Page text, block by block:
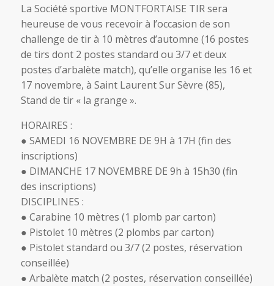
La Société sportive MONTFORTAISE TIR sera
heureuse de vous recevoir à l’occasion de son
challenge de tir à 10 mètres d’automne (16 postes
de tirs dont 2 postes standard ou 3/7 et deux
postes d’arbalète match), qu’elle organise les 16 et
17 novembre, à Saint Laurent Sur Sèvre (85),
Stand de tir « la grange ».
HORAIRES :
● SAMEDI 16 NOVEMBRE DE 9H à 17H (fin des
inscriptions)
● DIMANCHE 17 NOVEMBRE DE 9h à 15h30 (fin
des inscriptions)
DISCIPLINES :
● Carabine 10 mètres (1 plomb par carton)
● Pistolet 10 mètres (2 plombs par carton)
● Pistolet standard ou 3/7 (2 postes, réservation
conseillée)
● Arbalète match (2 postes, réservation conseillée)